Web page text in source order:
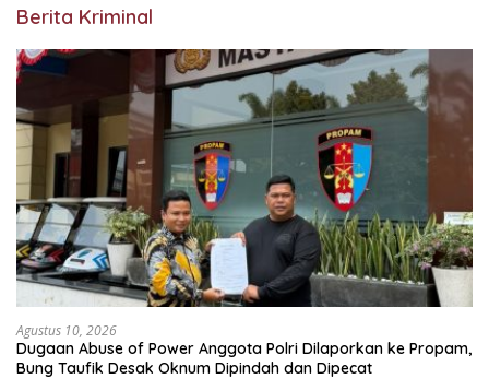
Berita Kriminal
Agustus 10, 2026
Dugaan Abuse of Power Anggota Polri Dilaporkan ke Propam,
Bung Taufik Desak Oknum Dipindah dan Dipecat